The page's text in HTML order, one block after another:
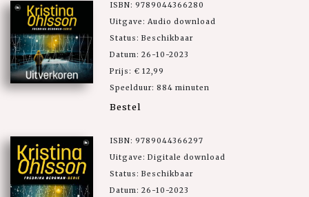
ISBN: 9789044366280
Uitgave: Audio download
Status: Beschikbaar
Datum: 26-10-2023
Prijs: € 12,99
Speelduur: 884 minuten
Bestel
ISBN: 9789044366297
Uitgave: Digitale download
Status: Beschikbaar
Datum: 26-10-2023